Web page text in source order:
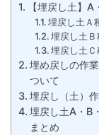
【埋戻し土】
埋戻し土Ａ
埋戻し土Ｂ
埋戻し土
埋め戻しの作
ついて
埋戻し（土）
埋戻し土A・B
まとめ